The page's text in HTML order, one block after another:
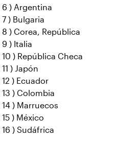
6 ) Argentina
7 ) Bulgaria
8 ) Corea, República
9 ) Italia
10 ) República Checa
11 ) Japón
12 ) Ecuador
13 ) Colombia
14 ) Marruecos
15 ) México
16 ) Sudáfrica